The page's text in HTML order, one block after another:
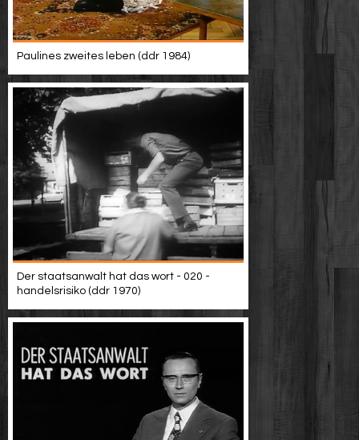
Paulines zweites leben (ddr 1984)
Der staatsanwalt hat das wort - 020 -
handelsrisiko (ddr 1970)